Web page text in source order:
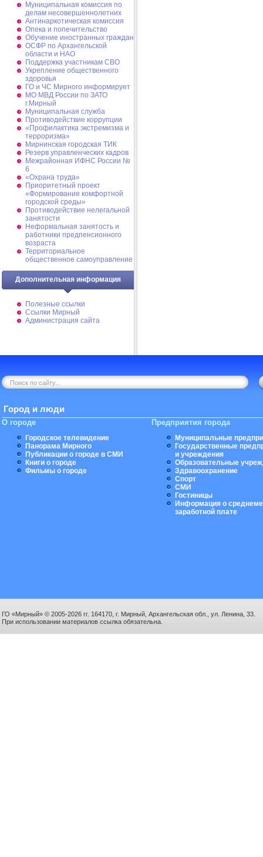
Муниципальная комиссия по
делам несовершеннолетних
Антинаркотическая комиссия
Опека и попечительство
Обучение иностранных граждан
ОСФР по Архангельской
области и НАО
Поддержка участникам СВО
Укрепление общественного
здоровья
ГО и ЧС Мирного информирует
МО МВД России по ЗАТО
г.Мирный
Муниципальная cлужба
Противодействие коррупции
«Профилактика экстремизма и
терроризма»
Мирнинская городская ТИК
Резерв управленческих кадров
Межрайонная ИФНС России №
6
«Охрана труда»
Приоритетный проект
«Формирование комфортной
городской среды»
Противодействие нелегальной
занятости
Неформальная занятость и
работники предпенсионного
возраста
Территориальное
общественное самоуправление
Дополнительная информация
Полезные ссылки
Ссылки Мирный
Администрация сайта
Город и люди
О городе
Городское телевидение
Панорама Мирного
Публикации о городе в СМИ
Книги о городе
Фильмы о городе
Предприятия города
Муниципальные
Государственные
и учреждения
Образовательные
Здравоохранение
Спорт
СМИ
Гостиницы
Информация о
заработной плате
ГО «Мирный» © 2005-2026 гг. 164170, г. Мирный, Архангельская обл., ул. Ленина, 33.
При использовании материалов ссылка обязательна.